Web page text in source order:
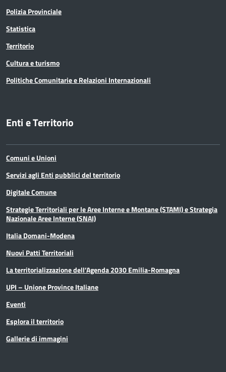
Polizia Provinciale
Statistica
Territorio
Cultura e turismo
Politiche Comunitarie e Relazioni Internazionali
Enti e Territorio
Comuni e Unioni
Servizi agli Enti pubblici del territorio
Digitale Comune
Strategie Territoriali per le Aree Interne e Montane (STAMI) e Strategia
Nazionale Aree Interne (SNAI)
Italia Domani-Modena
Nuovi Patti Territoriali
La territorializzazione dell’Agenda 2030 Emilia-Romagna
UPI – Unione Province Italiane
Eventi
Esplora il territorio
Gallerie di immagini